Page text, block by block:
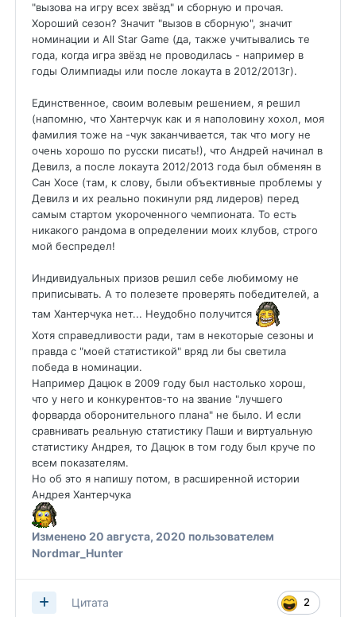
"вызова на игру всех звёзд" и сборную и прочая.
Хороший сезон? Значит "вызов в сборную", значит
номинации и All Star Game (да, также учитывались те
года, когда игра звёзд не проводилась - например в
годы Олимпиады или после локаута в 2012/2013г).
Единственное, своим волевым решением, я решил
(напомню, что Хантерчук как и я наполовину хохол, моя
фамилия тоже на -чук заканчивается, так что могу не
очень хорошо по русски писать!), что Андрей начинал в
Девилз, а после локаута 2012/2013 года был обменян в
Сан Хосе (там, к слову, были объективные проблемы у
Девилз и их реально покинули ряд лидеров) перед
самым стартом укороченного чемпионата. То есть
никакого рандома в определении моих клубов, строго
мой беспредел!
Индивидуальных призов решил себе любимому не
приписывать. А то полезете проверять победителей, а
там Хантерчука нет... Неудобно получится
Хотя справедливости ради, там в некоторые сезоны и
правда с "моей статистикой" вряд ли бы светила
победа в номинации.
Например Дацюк в 2009 году был настолько хорош,
что у него и конкурентов-то на звание "лучшего
форварда оборонительного плана" не было. И если
сравнивать реальную статистику Паши и виртуальную
статистику Андрея, то Дацюк в том году был круче по
всем показателям.
Но об это я напишу потом, в расширенной истории
Андрея Хантерчука
Изменено 20 августа, 2020 пользователем
Nordmar_Hunter
2
Цитата